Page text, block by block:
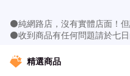
⚫️純網路店，沒有實體店面！
⚫️收到商品有任何問題請於七
⚫️亞瑪順國際洋行/統一編號
⚫️IG/YT/FB請搜尋YMSairsoft
精選商品